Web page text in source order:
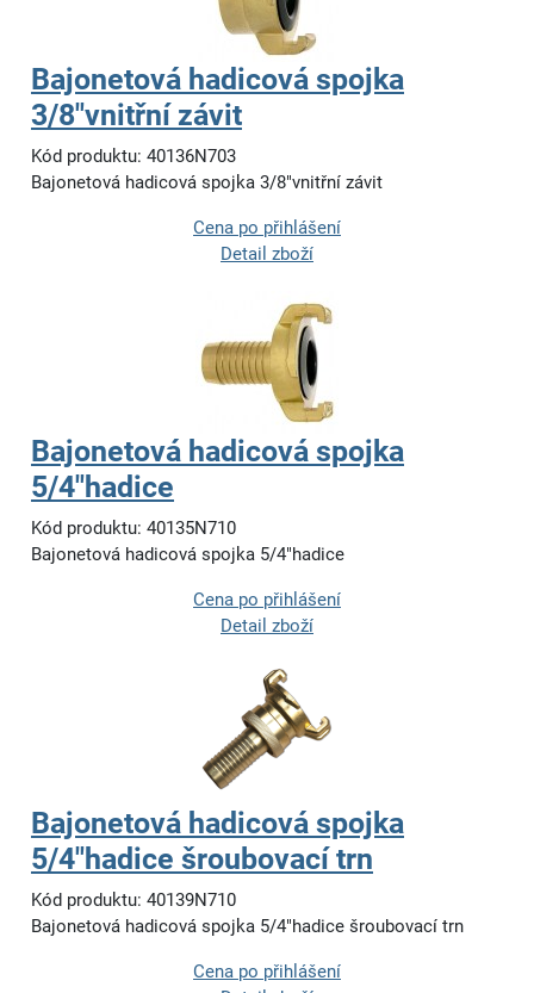
Bajonetová hadicová spojka
3/8"vnitřní závit
Kód produktu: 40136N703
Bajonetová hadicová spojka 3/8"vnitřní závit
Cena po přihlášení
Detail zboží
Bajonetová hadicová spojka
5/4"hadice
Kód produktu: 40135N710
Bajonetová hadicová spojka 5/4"hadice
Cena po přihlášení
Detail zboží
Bajonetová hadicová spojka
5/4"hadice šroubovací trn
Kód produktu: 40139N710
Bajonetová hadicová spojka 5/4"hadice šroubovací trn
Cena po přihlášení